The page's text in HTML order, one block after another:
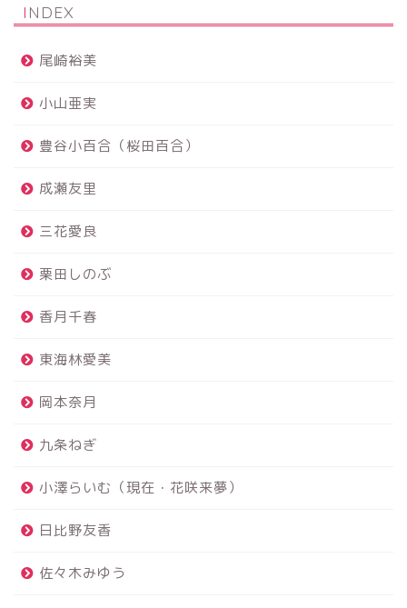
INDEX
尾崎裕美
小山亜実
豊谷小百合（桜田百合）
成瀬友里
三花愛良
栗田しのぶ
香月千春
東海林愛美
岡本奈月
九条ねぎ
小澤らいむ（現在・花咲来夢）
日比野友香
佐々木みゆう